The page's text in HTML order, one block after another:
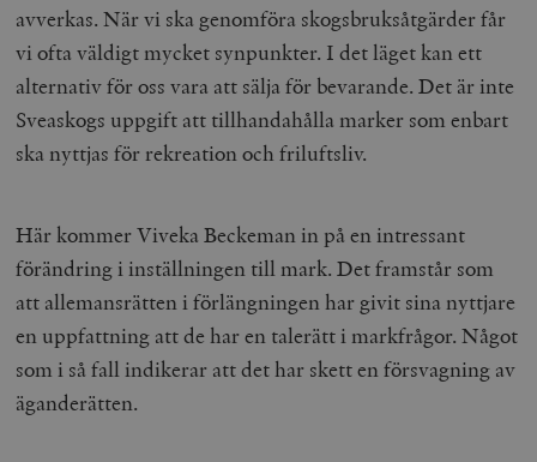
avverkas. När vi ska genomföra skogsbruksåtgärder får
vi ofta väldigt mycket synpunkter. I det läget kan ett
alternativ för oss vara att sälja för bevarande. Det är inte
Sveaskogs uppgift att tillhandahålla marker som enbart
ska nyttjas för rekreation och friluftsliv.
Här kommer Viveka Beckeman in på en intressant
förändring i inställningen till mark. Det framstår som
att allemansrätten i förlängningen har givit sina nyttjare
en uppfattning att de har en talerätt i markfrågor. Något
som i så fall indikerar att det har skett en försvagning av
äganderätten.